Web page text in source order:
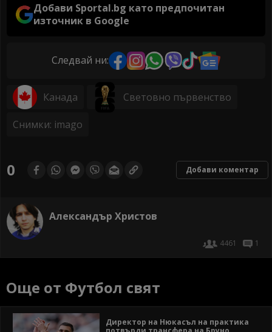
Добави Sportal.bg като предпочитан
източник в Google
Следвай ни:
Канада Световно първенство
Снимки: imago
0 Добави коментар
Александър Христов
4461 1
Още от Футбол свят
Директор на Нюкасъл на практика